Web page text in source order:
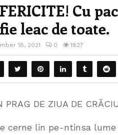
Cu
leac de toate.
18, 2021 0 1827
PRAG DE ZIUA DE
cerne lin pe-ntinsa